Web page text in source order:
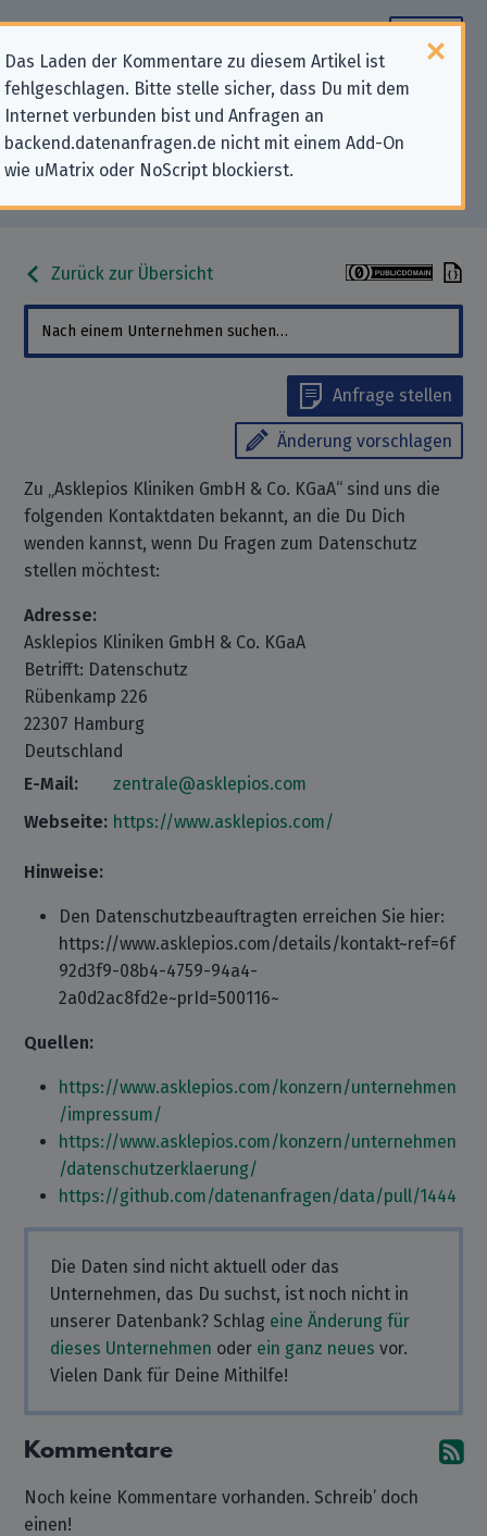
Das Laden der Kommentare zu diesem Artikel ist
fehlgeschlagen. Bitte stelle sicher, dass Du mit dem
Internet verbunden bist und Anfragen an
backend.datenanfragen.de nicht mit einem Add-On
wie uMatrix oder NoScript blockierst.
Datenschutz-Kontaktdaten für
„Asklepios Kliniken GmbH & Co.
KGaA“
Zurück zur Übersicht
Anfrage stellen
Änderung vorschlagen
Zu „Asklepios Kliniken GmbH & Co. KGaA“ sind uns die
folgenden Kontaktdaten bekannt, an die Du Dich
wenden kannst, wenn Du Fragen zum Datenschutz
stellen möchtest:
Adresse:
Asklepios Kliniken GmbH & Co. KGaA
Betrifft: Datenschutz
Rübenkamp 226
22307 Hamburg
Deutschland
E-Mail:
zentrale@asklepios.com
Webseite: https://www.asklepios.com/
Hinweise:
Den Datenschutzbeauftragten erreichen Sie hier:
https://www.asklepios.com/details/kontakt~ref=6f
92d3f9-08b4-4759-94a4-
2a0d2ac8fd2e~prId=500116~
Quellen:
https://www.asklepios.com/konzern/unternehmen
/impressum/
https://www.asklepios.com/konzern/unternehmen
/datenschutzerklaerung/
https://github.com/datenanfragen/data/pull/1444
Die Daten sind nicht aktuell oder das
Unternehmen, das Du suchst, ist noch nicht in
unserer Datenbank? Schlag eine Änderung für
dieses Unternehmen oder ein ganz neues vor.
Vielen Dank für Deine Mithilfe!
Kommentare
Noch keine Kommentare vorhanden. Schreib’ doch
einen!